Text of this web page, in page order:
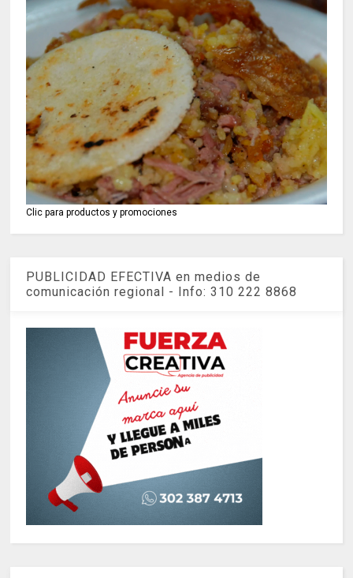
Clic para productos y promociones
PUBLICIDAD EFECTIVA en medios de
comunicación regional - Info: 310 222 8868